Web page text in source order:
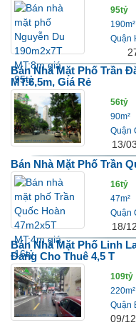
95tỷ
190m²
Quận
Bán Nhà Mặt Phố Trần
MT:6,5m, Giá Rẻ
56tỷ
90m²
Quận
13/
Bán Nhà Mặt Phố Trần
16tỷ
47m²
Quận
18/
Bán Nhà Mặt Phố Linh
Đang Cho Thuê 4,5 T
109tỷ
220m²
Quận
09/